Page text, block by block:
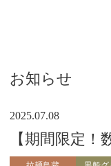
お知らせ
2025.07.08
【期間限定！